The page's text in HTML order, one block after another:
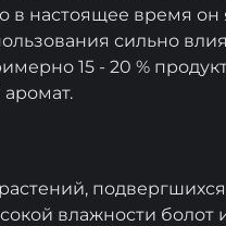
в настоящее время он
сильно
15 - 20 %
влажности болот